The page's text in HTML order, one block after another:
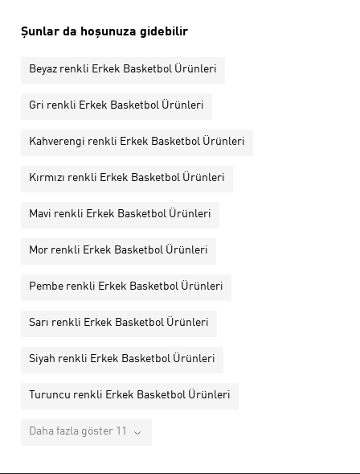
Şunlar da hoşunuza gidebilir
Beyaz renkli Erkek Basketbol Ürünleri
Gri renkli Erkek Basketbol Ürünleri
Kahverengi renkli Erkek Basketbol Ürünleri
Kırmızı renkli Erkek Basketbol Ürünleri
Mavi renkli Erkek Basketbol Ürünleri
Mor renkli Erkek Basketbol Ürünleri
Pembe renkli Erkek Basketbol Ürünleri
Sarı renkli Erkek Basketbol Ürünleri
Siyah renkli Erkek Basketbol Ürünleri
Turuncu renkli Erkek Basketbol Ürünleri
Daha fazla göster 11